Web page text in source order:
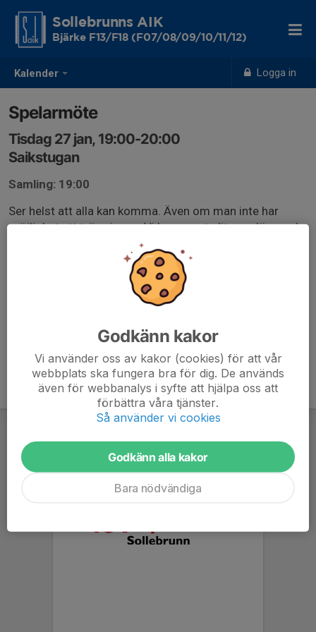
Kalender Logga in
Sollebrunns AIK
Bjärke F13/F18 (F07/08/09/10/11/12)
Spelarmöte
Tisdag 27 jan, 19:00-20:00
Saikstugan
Samling: 19:00
Ser helst att alla kan komma. Även om man inte har
möjlighet att träna innan. Vi kommer ta lite upplägg och
Godkänn kakor
Vi använder oss av kakor (cookies) för att vår
webbplats ska fungera bra för dig. De används
även för webbanalys i syfte att hjälpa oss att
förbättra våra tjänster.
Så använder vi cookies
Godkänn alla kakor
Bara nödvändiga